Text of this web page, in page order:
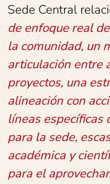
Sede Central
de enfoque real
la comunidad, un
articulación entre
proyectos, una
alineación con
líneas específicas
para la sede,
académica y
para el